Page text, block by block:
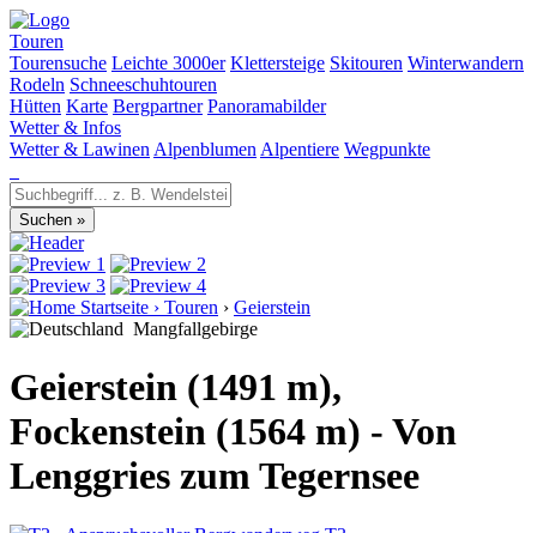
Touren
Tourensuche Leichte 3000er Klettersteige Skitouren Winterwandern
Rodeln Schneeschuhtouren
Hütten Karte Bergpartner Panoramabilder
Wetter & Infos
Wetter & Lawinen Alpenblumen Alpentiere Wegpunkte
Startseite › Touren › Geierstein
Mangfallgebirge
Geierstein (1491 m),
Fockenstein (1564 m) - Von
Lenggries zum Tegernsee